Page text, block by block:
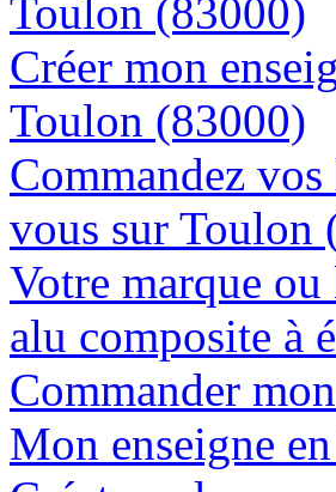
Toulon (83000)
Créer mon
Toulon (83000)
Commandez
vous sur Toulon
Votre marque
alu composite à
Commander
Mon enseigne